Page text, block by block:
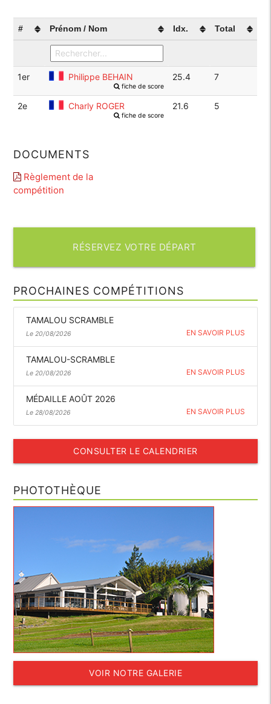
# Prénom / Nom Idx. Total
1er Philippe BEHAIN
fiche de score
25.4 7
2e Charly ROGER
fiche de score
21.6 5
DOCUMENTS
Règlement de la
compétition
RÉSERVEZ VOTRE DÉPART
PROCHAINES COMPÉTITIONS
TAMALOU SCRAMBLE
Le 20/08/2026 EN SAVOIR PLUS
TAMALOU-SCRAMBLE
Le 20/08/2026 EN SAVOIR PLUS
MÉDAILLE AOÛT 2026
Le 28/08/2026 EN SAVOIR PLUS
CONSULTER LE CALENDRIER
PHOTOTHÈQUE
VOIR NOTRE GALERIE